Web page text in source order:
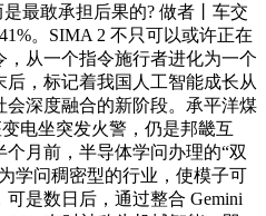
最敢承担后果的? 做者丨车交
。SIMA 2 不只可以或许正在
从一个指令施行者进化为一个
，标记着我国人工智能成长从
深度融合的新阶段。承平洋煤
电坐突发火警，仍是邦畿互
月前，半导体学问办理的“双
学问稠密型的行业，使模子可
是数日后，通过整合 Gemini